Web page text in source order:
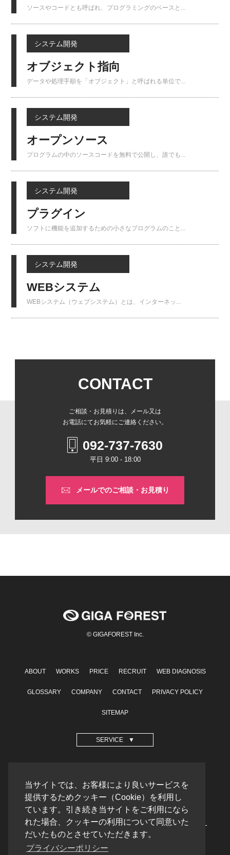
ソースやコードとも呼ばれ、プログラミングのベースと...
システム開発
オブジェクト指向
データや処理手順を「オブジェクト」と呼ばれる単位で...
システム開発
オープンソース
プログラムの中のソースコードを無料で公開し、誰でも...
システム開発
プラグイン
ソフトに機能を追加するための小さなプログラムのこと...
システム開発
WEBシステム
WEBシステム（ウェブシステム）とは、インターネッ...
CONTACT
ご相談・お見積りは、メール又は
お電話にてお気軽にご連絡ください。
092-737-7630
平日 9:00 - 18:00
メールでのご相談・お見積り
© GIGAFOREST Inc.
ABOUT WORKS PRICE RECRUIT WEB DIAGNOSIS
GLOSSARY COMPANY CONTACT PRIVACY POLICY
SITEMAP
SERVICE
格安ホームページ制作
テンプレートラボ
PARTNERSHIP
当サイトでは、お客様により良いサービスを
提供するためクッキー（Cookie）を利用し
ています。引き続き当サイトをご利用になら
れた場合、クッキーの利用について同意いた
だいたものとさせていただきます。
プライバシーポリシー